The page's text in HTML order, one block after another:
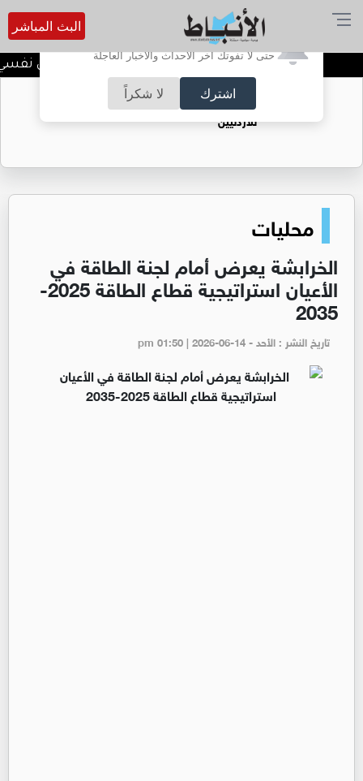
أترغب في تفعيل الإشعارات؟
حتى لا تفوتك آخر الأحداث والأخبار العاجلة
اشترك لا شكراً
البث المباشر
الضحك وقت الأزمات.. خلل نفسي
حقل الريشة حين يتحول الغاز إلى فرص عمل
للأردنيين
محليات
الخرابشة يعرض أمام لجنة الطاقة في
الأعيان استراتيجية قطاع الطاقة 2025-
2035
تاريخ النشر : الأحد - pm 01:50 | 2026-06-14